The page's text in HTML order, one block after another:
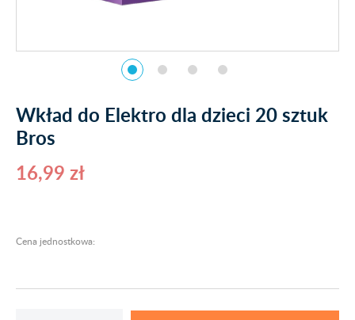
Wkład do Elektro dla dzieci 20 sztuk
Bros
16,99 zł
Cena jednostkowa: